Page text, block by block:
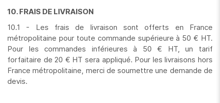
10. FRAIS DE LIVRAISON
10.1 - Les frais de livraison sont offerts en France
métropolitaine pour toute commande supérieure à 50 € HT.
Pour les commandes inférieures à 50 € HT, un tarif
forfaitaire de 20 € HT sera appliqué. Pour les livraisons hors
France métropolitaine, merci de soumettre une demande de
devis.